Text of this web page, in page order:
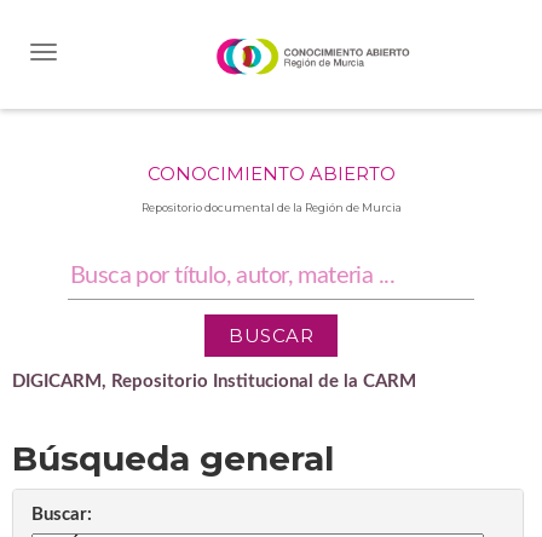
CONOCIMIENTO ABIERTO
Repositorio documental de la Región de Murcia
DIGICARM, Repositorio Institucional de la CARM
Búsqueda general
Buscar: